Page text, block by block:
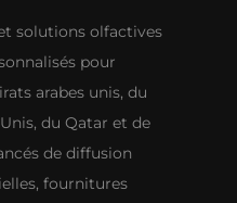
solutions olfactives
pour
arabes unis, du
du Qatar et de
de diffusion
fournitures